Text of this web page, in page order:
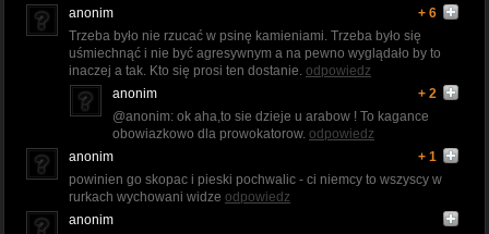
anonim
+ 6
Trzeba było nie rzucać w psinę kamieniami. Trzeba było się
uśmiechnąć i nie być agresywnym a na pewno wyglądało by to
inaczej a tak. Kto się prosi ten dostanie. odpowiedz
anonim
+ 2
@anonim: ok aha,to sie dzieje u arabow ! To kagance
obowiazkowo dla prowokatorow. odpowiedz
anonim
+ 1
powinien go skopac i pieski pochwalic - ci niemcy to wszyscy w
rurkach wychowani widze odpowiedz
anonim